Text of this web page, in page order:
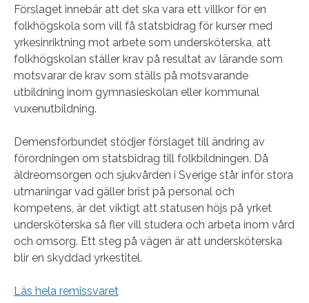
Förslaget innebär att det ska vara ett villkor för en
folkhögskola som vill få statsbidrag för kurser med
yrkesinriktning mot arbete som undersköterska, att
folkhögskolan ställer krav på resultat av lärande som
motsvarar de krav som ställs på motsvarande
utbildning inom gymnasieskolan eller kommunal
vuxenutbildning.
Demensförbundet stödjer förslaget till ändring av
förordningen om statsbidrag till folkbildningen. Då
äldreomsorgen och sjukvården i Sverige står inför stora
utmaningar vad gäller brist på personal och
kompetens, är det viktigt att statusen höjs på yrket
undersköterska så fler vill studera och arbeta inom vård
och omsorg. Ett steg på vägen är att undersköterska
blir en skyddad yrkestitel.
Läs hela remissvaret